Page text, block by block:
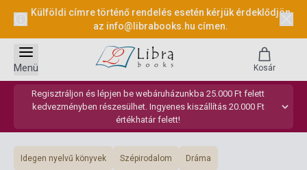
Külföldi címre történő rendelés esetén kérjük érdeklődjön
az info@librabooks.hu címen.
Regisztráljon és lépjen be webáruházunkba 25.000 Ft felett
kedvezményben részesülhet. Ingyenes kiszállítás 20.000 Ft
értékhatár felett!
Menü Kosár
Idegen nyelvű könyvek Szépirodalom Dráma